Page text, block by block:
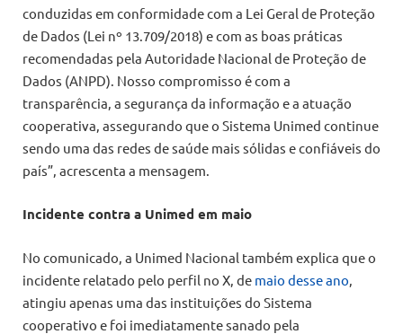
conduzidas em conformidade com a Lei Geral de Proteção
de Dados (Lei nº 13.709/2018) e com as boas práticas
recomendadas pela Autoridade Nacional de Proteção de
Dados (ANPD). Nosso compromisso é com a
transparência, a segurança da informação e a atuação
cooperativa, assegurando que o Sistema Unimed continue
sendo uma das redes de saúde mais sólidas e confiáveis do
país”, acrescenta a mensagem.
Incidente contra a Unimed em maio
No comunicado, a Unimed Nacional também explica que o
incidente relatado pelo perfil no X, de maio desse ano
atingiu apenas uma das instituições do Sistema
cooperativo e foi imediatamente sanado pela